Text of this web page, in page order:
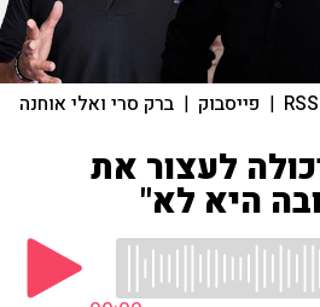
RSS
| פייסבוק | ברק סרי ואלי אוחנה
לעצור את
היא לא"